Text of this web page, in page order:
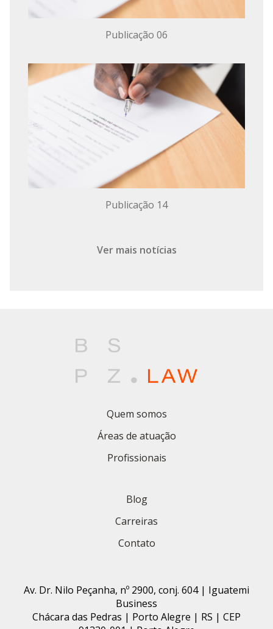
Publicação 06
Publicação 14
Ver mais notícias
Quem somos
Áreas de atuação
Profissionais
Blog
Carreiras
Contato
Av. Dr. Nilo Peçanha, nº 2900, conj. 604 | Iguatemi
Business
Chácara das Pedras | Porto Alegre | RS | CEP